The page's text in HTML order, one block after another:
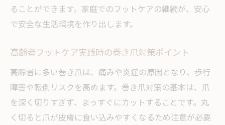
ることができます。家庭でのフットケアの継続が、安心
で安全な生活環境を作り出します。
高齢者フットケア実践時の巻き爪対策ポイント
高齢者に多い巻き爪は、痛みや炎症の原因となり、歩行
障害や転倒リスクを高めます。巻き爪対策の基本は、爪
を深く切りすぎず、まっすぐにカットすることです。丸
く切ると爪が皮膚に食い込みやすくなるため注意が必要